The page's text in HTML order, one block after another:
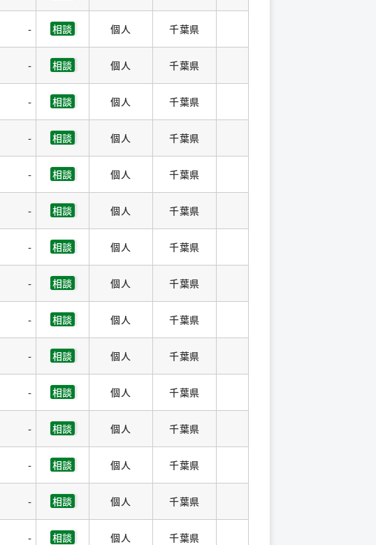
- 相談 個人 千葉県
- 相談 個人 千葉県
- 相談 個人 千葉県
- 相談 個人 千葉県
- 相談 個人 千葉県
- 相談 個人 千葉県
- 相談 個人 千葉県
- 相談 個人 千葉県
- 相談 個人 千葉県
- 相談 個人 千葉県
- 相談 個人 千葉県
- 相談 個人 千葉県
- 相談 個人 千葉県
- 相談 個人 千葉県
- 相談 個人 千葉県